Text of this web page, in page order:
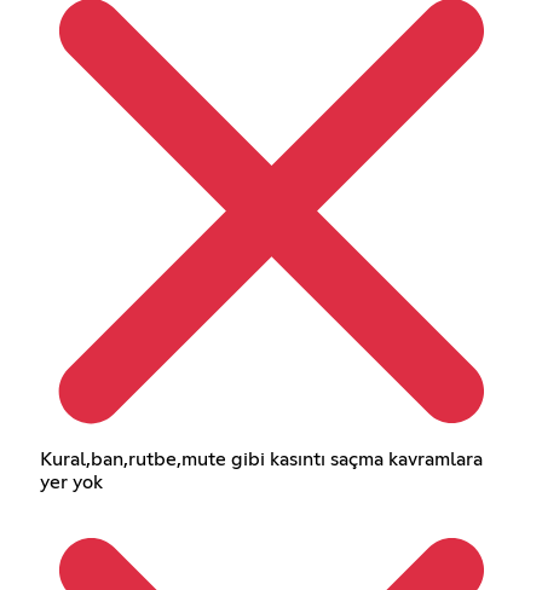
Kural,ban,rutbe,mute gibi kasıntı saçma kavramlara
yer yok